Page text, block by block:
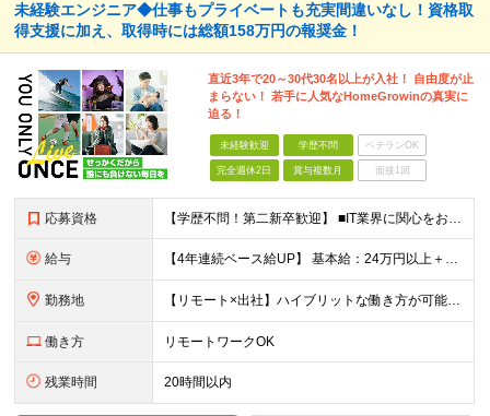
未経験エンジニア◆仕事もプライベートも充実間違いなし！資格取
得支援に加え、取得時には総額158万円の報奨金！
直近3年で20～30代30名以上が入社！ 自由度が止
まらない！ 若手に人気なHomeGrowinの真実に
迫る！
未経験歓迎 学歴不問 ベテランOK
完全週休2日 賞与複数月 面接1回
応募資格 【学歴不問！第二新卒歓迎】 ■IT業界に関心をお持ちの方 【IT業界未経験者の方へ】 ITエンジニアという仕事は、パソコンの前でずっとにらめっこを しているイメージがありますが、意外とそうではないん
給与 【4年連続ベース給UP】 基本給：24万円以上＋残業代(全額)＋各種手当 ※みなし残業なし ※基本給は経験や前職の給与を十分に考慮します ※交通費別途支給 ※6ヶ月間の試用期間があります（給与・待遇は
勤務地 【リモート×出社】ハイブリットな働き方が可能！ 東京、神奈川のプロジェクト先 ■本社 神奈川県横浜市神奈川区栄町3-12 パシフィックマークス横浜イースト6F ■事業所(東京都最寄駅のみ記載) サ
働き方 リモートワークOK
残業時間 20時間以内